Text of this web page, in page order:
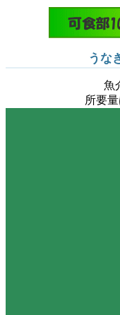
うな
魚
所要